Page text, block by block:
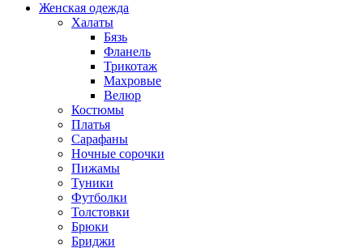
Женская одежда
Халаты
Бязь
Фланель
Трикотаж
Махровые
Велюр
Костюмы
Платья
Сарафаны
Ночные сорочки
Пижамы
Туники
Футболки
Толстовки
Брюки
Бриджи